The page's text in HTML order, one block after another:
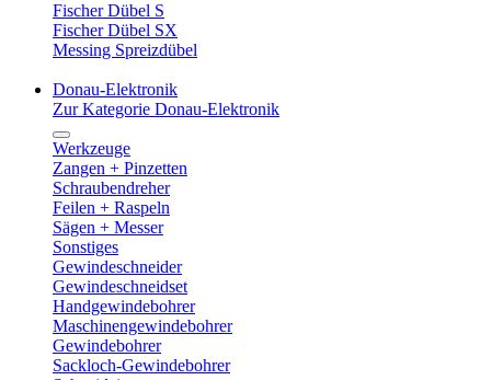
Fischer Dübel S
Fischer Dübel SX
Messing Spreizdübel
Donau-Elektronik
Zur Kategorie Donau-Elektronik
Werkzeuge
Zangen + Pinzetten
Schraubendreher
Feilen + Raspeln
Sägen + Messer
Sonstiges
Gewindeschneider
Gewindeschneidset
Handgewindebohrer
Maschinengewindebohrer
Gewindebohrer
Sackloch-Gewindebohrer